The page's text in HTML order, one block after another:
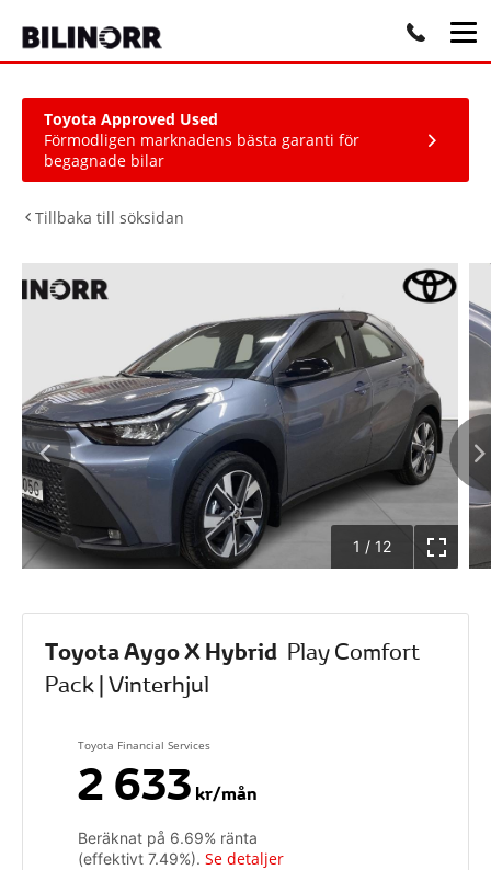
Toyota Approved Used
Förmodligen marknadens bästa garanti för
begagnade bilar
Tillbaka till söksidan
1 / 12
Toyota Aygo X Hybrid Play Comfort
Pack | Vinterhjul
Toyota Financial Services
2 633 kr/mån
Beräknat på 6.69% ränta
(effektivt 7.49%). Se detaljer